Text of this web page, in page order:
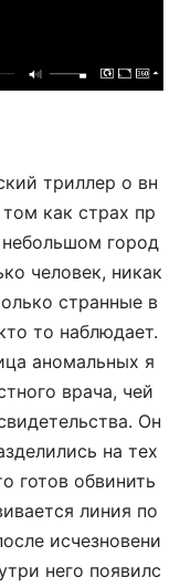
триллер о вн
как страх пр
город
человек, никак
странные в
то наблюдает.
аномальных я
врача, чей
Он
на тех
готов обвинить
линия по
исчезновени
него появилс